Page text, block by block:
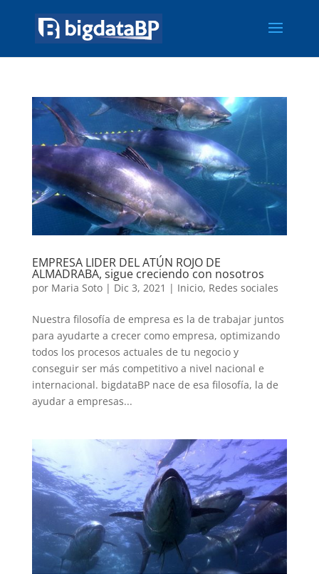
EMPRESA LIDER DEL ATÚN ROJO DE
ALMADRABA, sigue creciendo con nosotros
por Maria Soto| Dic 3, 2021 | Inicio, Redes sociales
Nuestra filosofía de empresa es la de trabajar juntos
para ayudarte a crecer como empresa, optimizando
todos los procesos actuales de tu negocio y
conseguir ser más competitivo a nivel nacional e
internacional. bigdataBP nace de esa filosofía, la de
ayudar a empresas...